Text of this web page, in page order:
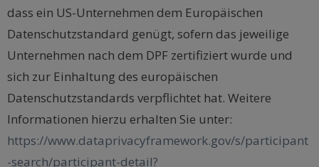
dass ein US-Unternehmen dem Europäischen
Datenschutzstandard genügt, sofern das jeweilige
Unternehmen nach dem DPF zertifiziert wurde und
sich zur Einhaltung des europäischen
Datenschutzstandards verpflichtet hat. Weitere
Informationen hierzu erhalten Sie unter:
https://www.dataprivacyframework.gov/s/participant
-search/participant-detail?